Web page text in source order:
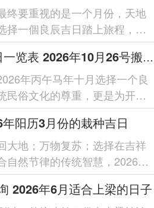
终要重视的是一个月份，天地
择一個良辰吉日踏上旅程，不
份安...
2026年10月份搬家黄道吉日一览表 2026年10月26号搬家好吗
年丙午马年十月选择一个良
民俗文化的尊重，更是为开启
...
阳历3月份的栽种吉日
大地；万物复苏；选择在吉祥
然节律的传统智慧，2026年3
，土壤滋...
2026年6月适合上梁的日子